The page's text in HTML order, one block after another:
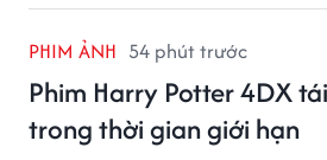
PHIM ẢNH 54 phút trước
Phim Harry Potter 4DX
trong thời gian giới hạn